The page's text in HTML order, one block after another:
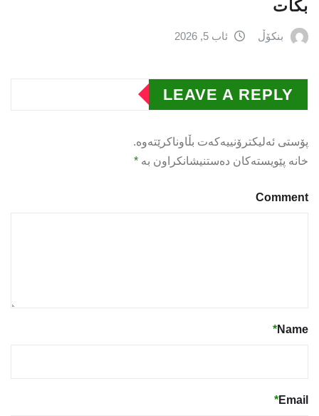
بكات
بنکۆڵ ئاب 5, 2026
LEAVE A REPLY
پۆستی ئەلیکترۆنییەکەت بڵاوناکرێتەوە.
خانە پێویستەکان دەستنیشانکراون بە *
Comment
Name
*
Email
*